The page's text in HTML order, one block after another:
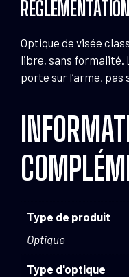
RÉGLEMENTATION
Optique de visée
libre, sans formalité.
porte sur l’arme, pas
Type de produit
Optique
Type d'optique